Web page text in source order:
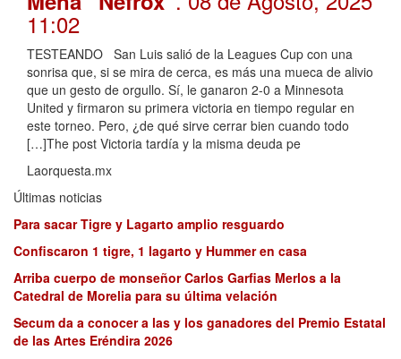
11:02
TESTEANDO San Luis salió de la Leagues Cup con una
sonrisa que, si se mira de cerca, es más una mueca de alivio
que un gesto de orgullo. Sí, le ganaron 2-0 a Minnesota
United y firmaron su primera victoria en tiempo regular en
este torneo. Pero, ¿de qué sirve cerrar bien cuando todo
[…]The post Victoria tardía y la misma deuda pe
Laorquesta.mx
Últimas noticias
Para sacar Tigre y Lagarto amplio resguardo
Confiscaron 1 tigre, 1 lagarto y Hummer en casa
Arriba cuerpo de monseñor Carlos Garfias Merlos a la
Catedral de Morelia para su última velación
Secum da a conocer a las y los ganadores del Premio Estatal
de las Artes Eréndira 2026